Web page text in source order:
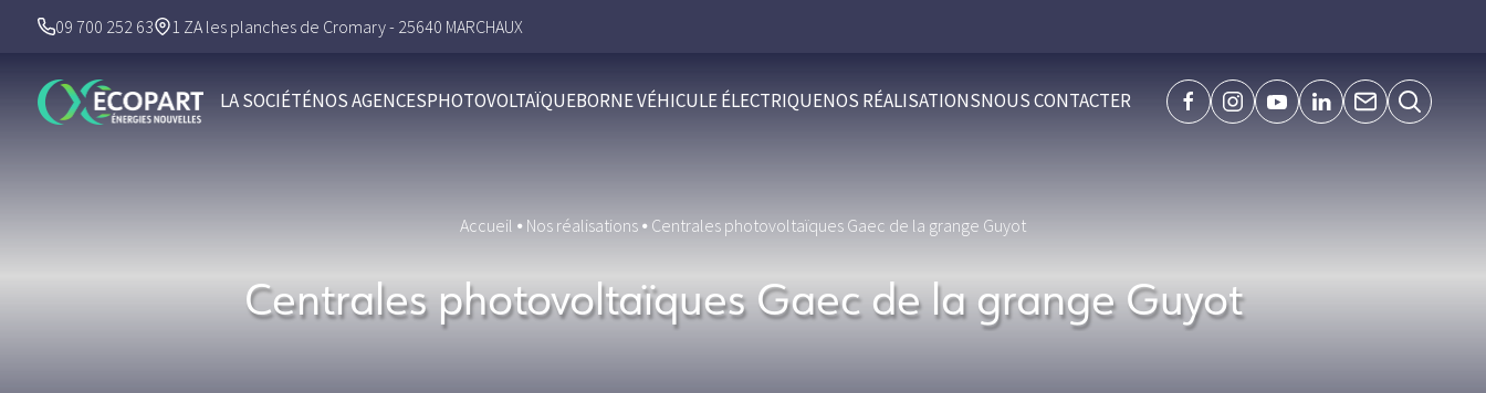
09 700 252 63 1 ZA les planches de Cromary - 25640 MARCHAUX
LA SOCIÉTÉNOS AGENCESPHOTOVOLTAÏQUEBORNE VÉHICULE ÉLECTRIQUENOS RÉALISATIONSNOUS CONTACTER facebookinstagramyoutubelinkedin
Page
Accueil ⦁ Nos réalisations ⦁ Centrales photovoltaïques Gaec de la grange Guyot
Centrales photovoltaïques Gaec de la grange Guyot